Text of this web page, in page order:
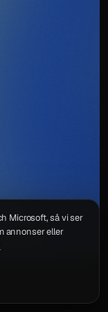
Microsoft, så vi ser
annonser eller